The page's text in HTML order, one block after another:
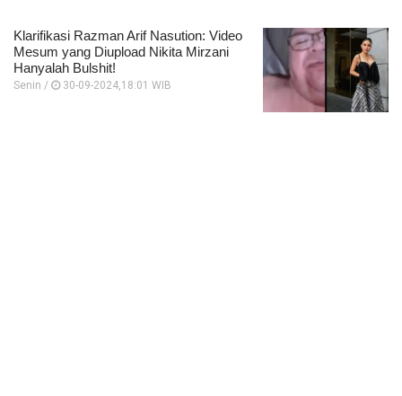
Klarifikasi Razman Arif Nasution: Video
Mesum yang Diupload Nikita Mirzani
Hanyalah Bulshit!
Senin / 30-09-2024,18:01 WIB